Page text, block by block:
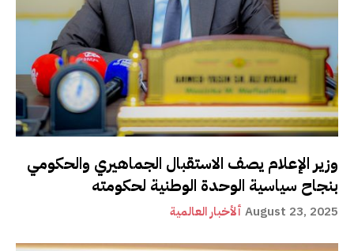
وزير الإعلام يصف الاستقبال الجماهيري والحكومي
بنجاح سياسية الوحدة الوطنية لحكومته
ألأخبار العالمية August 23, 2025